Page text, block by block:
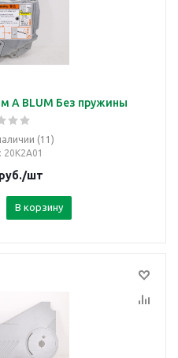
A BLUM Без пружины
(11)
: 20K2A01
/шт
В корзину